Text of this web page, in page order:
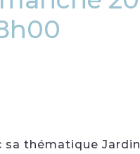
sa thématique Jardin